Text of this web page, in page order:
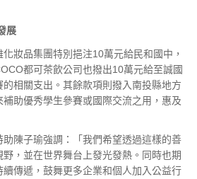
展
妝品集團特別挹注10萬元給民和國中，
都可茶飲公司也撥出10萬元給至誠國
相關支出。其餘款項則撥入南投縣地方
助優秀學生參賽或國際交流之用，惠及
陳子瑜強調：「我們希望透過這樣的善
，並在世界舞台上發光發熱。同時也期
傳遞，鼓舞更多企業和個人加入公益行